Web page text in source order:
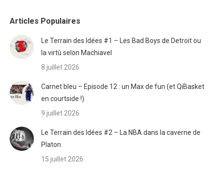
Articles Populaires
Le Terrain des Idées #1 – Les Bad Boys de Detroit ou
la virtù selon Machiavel
8 juillet 2026
Carnet bleu – Episode 12 : un Max de fun (et QiBasket
en courtside !)
9 juillet 2026
Le Terrain des Idées #2 – La NBA dans la caverne de
Platon
15 juillet 2026